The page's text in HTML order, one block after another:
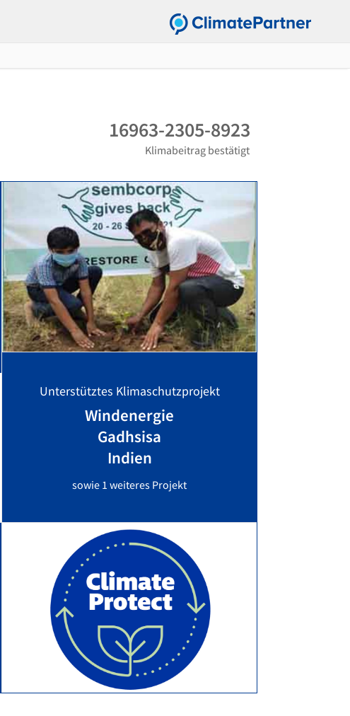
16963-2305-8923
Klimabeitrag bestätigt
Unterstütztes Klimaschutzprojekt
Windenergie
Gadhsisa
Indien
sowie 1 weiteres Projekt